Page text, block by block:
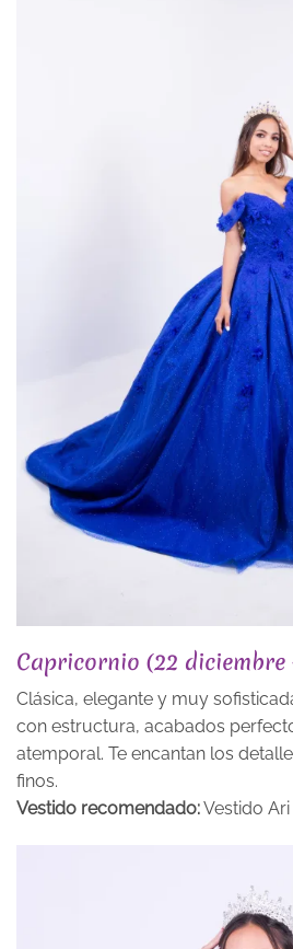
Capricornio (22 diciembre
Clásica, elegante y muy
con estructura, acabados
atemporal. Te encantan los
finos.
Vestido recomendado:Vestido Ari